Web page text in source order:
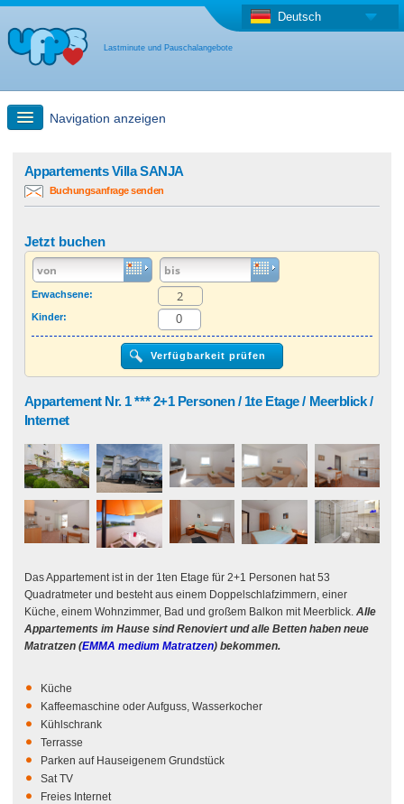
Lastminute und Pauschalangebote
Deutsch
Navigation anzeigen
Last Minute Angebot + Pauschalangebot
Anderes Land
Appartements Villa SANJA
Buchungsanfrage senden
Jetzt buchen
Erwachsene:
Kinder:
Appartement Nr. 1 *** 2+1 Personen / 1te Etage / Meerblick /
Internet
Das Appartement ist in der 1ten Etage für 2+1 Personen hat 53
Quadratmeter und besteht aus einem Doppelschlafzimmern, einer
Küche, einem Wohnzimmer, Bad und großem Balkon mit Meerblick. Alle
Appartements im Hause sind Renoviert und alle Betten haben neue
Matratzen (EMMA medium Matratzen) bekommen.
Küche
Kaffeemaschine oder Aufguss, Wasserkocher
Kühlschrank
Terrasse
Parken auf Hauseigenem Grundstück
Sat TV
Freies Internet